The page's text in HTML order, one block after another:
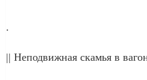
.
|| Неподвижная скамья в